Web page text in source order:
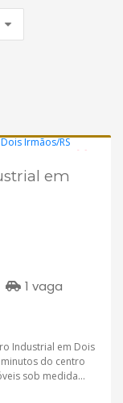
em
1 vaga
Industrial em Dois
do centro
sob medida...